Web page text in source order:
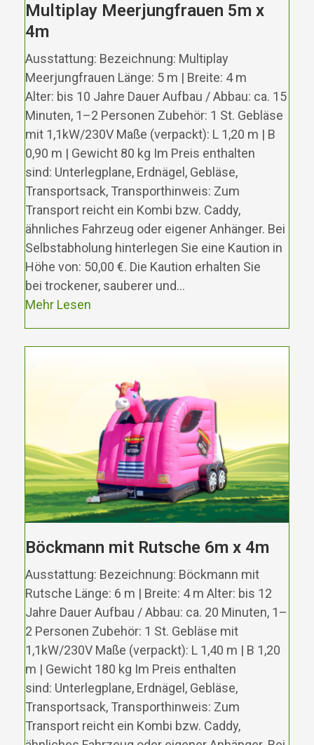
Multiplay Meerjungfrauen 5m x
4m
Ausstattung: Bezeichnung: Multiplay
Meerjungfrauen Länge: 5 m | Breite: 4 m
Alter: bis 10 Jahre Dauer Aufbau / Abbau: ca. 15
Minuten, 1–2 Personen Zubehör: 1 St. Gebläse
mit 1,1kW/230V Maße (verpackt): L 1,20 m | B
0,90 m | Gewicht 80 kg Im Preis enthalten
sind: Unterlegplane, Erdnägel, Gebläse,
Transportsack, Transporthinweis: Zum
Transport reicht ein Kombi bzw. Caddy,
ähnliches Fahrzeug oder eigener Anhänger. Bei
Selbstabholung hinterlegen Sie eine Kaution in
Höhe von: 50,00 €. Die Kaution erhalten Sie
bei trockener, sauberer und…
Mehr Lesen
Böckmann mit Rutsche 6m x 4m
Ausstattung: Bezeichnung: Böckmann mit
Rutsche Länge: 6 m | Breite: 4 m Alter: bis 12
Jahre Dauer Aufbau / Abbau: ca. 20 Minuten, 1–
2 Personen Zubehör: 1 St. Gebläse mit
1,1kW/230V Maße (verpackt): L 1,40 m | B 1,20
m | Gewicht 180 kg Im Preis enthalten
sind: Unterlegplane, Erdnägel, Gebläse,
Transportsack, Transporthinweis: Zum
Transport reicht ein Kombi bzw. Caddy,